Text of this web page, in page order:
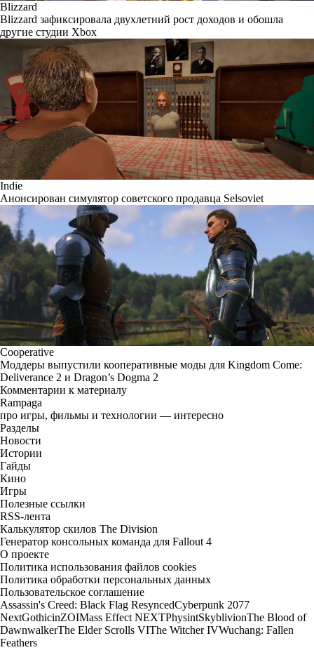
Blizzard
Blizzard зафиксировала двухлетний рост доходов и обошла
другие студии Xbox
Indie
Анонсирован симулятор советского продавца Selsoviet
Cooperative
Моддеры выпустили кооперативные моды для Kingdom Come:
Deliverance 2 и Dragon’s Dogma 2
Комментарии к материалу
Rampaga
про игры, фильмы и технологии — интересно
Разделы
Новости
Истории
Гайды
Кино
Игры
Полезные ссылки
RSS-лента
Калькулятор скилов The Division
Генератор консольных команда для Fallout 4
О проекте
Политика использования файлов cookies
Политика обработки персональных данных
Пользовательское соглашение
Assassin's Creed: Black Flag ResyncedCyberpunk 2077
NextGothicinZOIMass Effect NEXTPhysintSkyblivionThe Blood of
DawnwalkerThe Elder Scrolls VIThe Witcher IVWuchang: Fallen
Feathers